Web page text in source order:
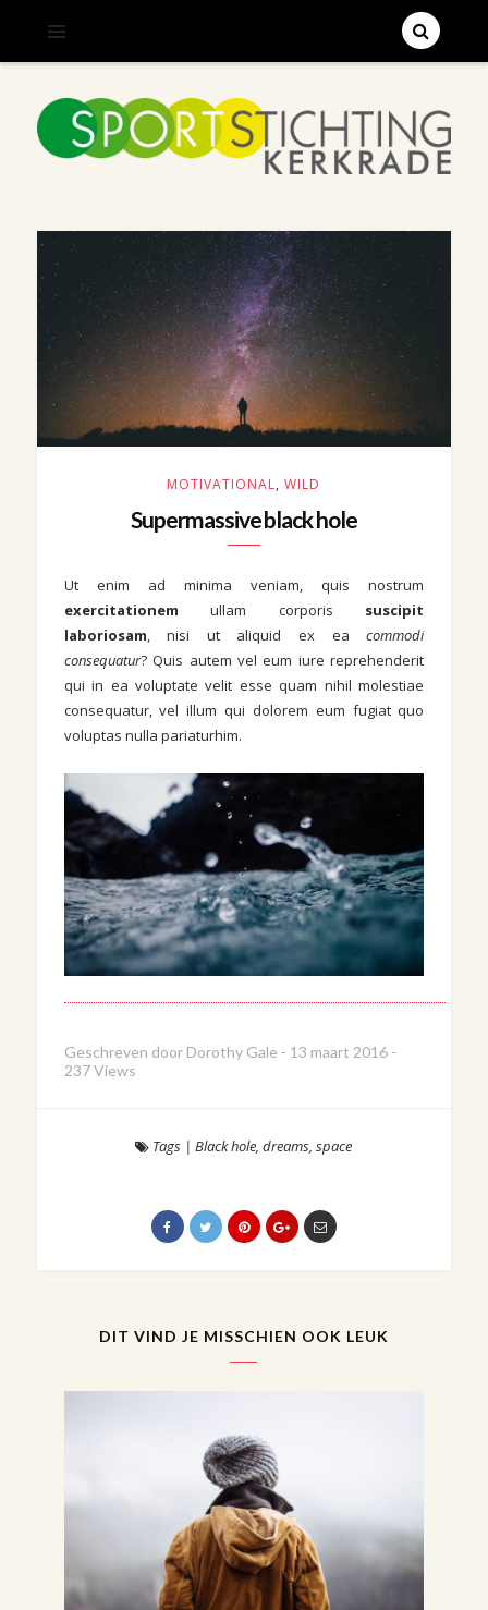
SPORTSTICHTING KERKRADE
MOTIVATIONAL,WILD
Supermassive black hole
Ut enim ad minima veniam, quis nostrum
exercitationem ullam corporis suscipit
laboriosam, nisi ut aliquid ex eacommodi
consequatur? Quis autem vel eum iure reprehenderit
qui in ea voluptate velit esse quam nihil molestiae
consequatur, vel illum qui dolorem eum fugiat quo
voluptas nulla pariaturhim.
Geschreven door Dorothy Gale - 13 maart 2016 -
237 Views
Tags |Black hole,dreams,space
DIT VIND JE MISSCHIEN OOK LEUK